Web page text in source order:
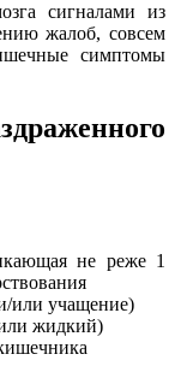
сигналами из
жалоб, совсем
симптомы
не реже 1
или учащение)
жидкий)